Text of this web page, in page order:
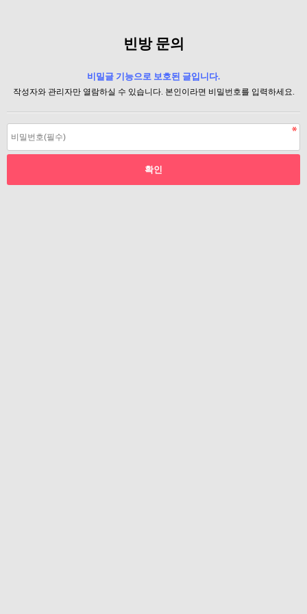
빈방 문의
비밀글 기능으로 보호된 글입니다.
작성자와 관리자만 열람하실 수 있습니다. 본인이라면 비밀번호를 입력하세요.